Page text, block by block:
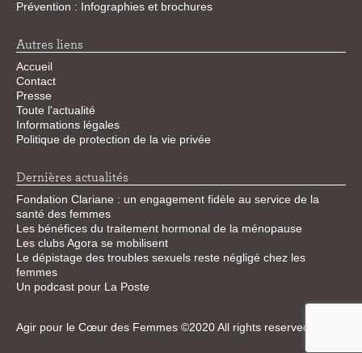
Prévention : Infographies et brochures
Autres liens
Accueil
Contact
Presse
Toute l'actualité
Informations légales
Politique de protection de la vie privée
Dernières actualités
Fondation Clariane : un engagement fidèle au service de la
santé des femmes
Les bénéfices du traitement hormonal de la ménopause
Les clubs Agora se mobilisent
Le dépistage des troubles sexuels reste négligé chez les
femmes
Un podcast pour La Poste
Agir pour le Cœur des Femmes ©2020 All rights reserved